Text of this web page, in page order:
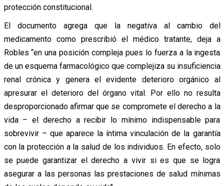
protección constitucional.
El documento agrega que la negativa al cambio del
medicamento como prescribió el médico tratante, deja a
Robles “en una posición compleja pues lo fuerza a la ingesta
de un esquema farmacológico que complejiza su insuficiencia
renal crónica y genera el evidente deterioro orgánico al
apresurar el deterioro del órgano vital. Por ello no resulta
desproporcionado afirmar que se compromete el derecho a la
vida – el derecho a recibir lo mínimo indispensable para
sobrevivir – que aparece la íntima vinculación de la garantía
con la protección a la salud de los individuos. En efecto, solo
se puede garantizar el derecho a vivir si es que se logra
asegurar a las personas las prestaciones de salud mínimas